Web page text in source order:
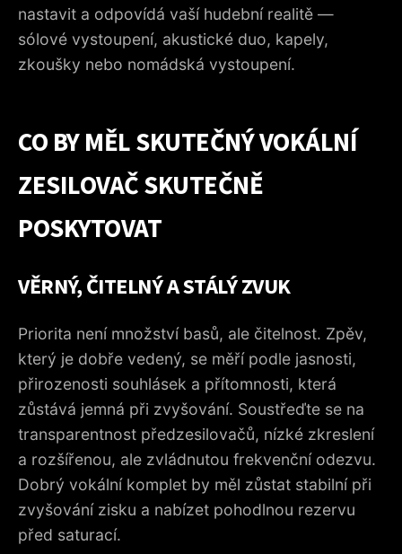
6. RYCHLÁ NASTAVENÍ PRO ČISTÝ ZPĚV
7. BUDGET : KDE INVESTOVAT PRIORITNĚ ?
10. POSLEDNÍ ORIENTAČNÍ BOD PŘED OBJEDNÁNÍM
nastavit a odpovídá vaší hudební realitě —
sólové vystoupení, akustické duo, kapely,
zkoušky nebo nomádská vystoupení.
CO BY MĚL SKUTEČNÝ VOKÁLNÍ
ZESILOVAČ SKUTEČNĚ
POSKYTOVAT
VĚRNÝ, ČITELNÝ A STÁLÝ ZVUK
Priorita není množství basů, ale čitelnost. Zpěv,
který je dobře vedený, se měří podle jasnosti,
přirozenosti souhlásek a přítomnosti, která
zůstává jemná při zvyšování. Soustřeďte se na
transparentnost předzesilovačů, nízké zkreslení
a rozšířenou, ale zvládnutou frekvenční odezvu.
Dobrý vokální komplet by měl zůstat stabilní při
zvyšování zisku a nabízet pohodlnou rezervu
před saturací.